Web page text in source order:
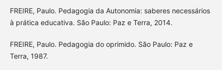
FREIRE, Paulo. Pedagogia da Autonomia: saberes necessários
à prática educativa. São Paulo: Paz e Terra, 2014.
FREIRE, Paulo. Pedagogia do oprimido. São Paulo: Paz e
Terra, 1987.